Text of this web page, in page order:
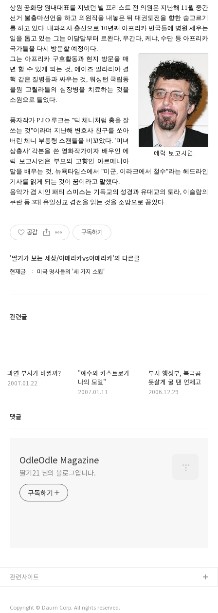
상원 공화당 원내대표를 지냈던 빌 프리스트 전 의원은 지난해 11월 중간
선거 불출마선언을 하고 의원직을 내놓은 뒤 대권도전을 향한 숨고르기
를 하고 있다. 내과의사 출신으로 10년째 아프리카 빈국들에 병원 세우는
일을 돕고 있는 그는 이달말부터 르완다, 우간다, 케냐, 수단 등 아프리카
국가들을 다시 방문할 예정이다.
그는 아프리카 구호활동과 현지 방문을 매
년 할 수 있게 되는 것, 에이즈·말라리아·결
핵 같은 질병들과 싸우는 것, 워싱턴 국립동
물원 고릴라들의 심장병을 치료하는 것을
소원으로 들었다.
풍자작가 P J O 루크는 "딕 체니처럼 총을 잘
쏘는 것"이라며 지난해 변호사 친구를 쏘아
버린 체니 부통령 스캔들을 비꼬았다. `미녀
삼총사' 각본을 쓴 영화작가이자 배우인 에
릭 보고시언은 부모의 고향인 아르메니아
말을 배우는 것, 뉴욕타임스에서 "미군, 이라크에서 철수"라는 헤드라인
기사를 읽게 되는 것이 꿈이라고 말했다.
음악가 겸 시인 패티 스미스는 기독교의 성경과 유대교의 토라, 이슬람의
쿠란 등 3대 유일신교 경전을 읽는 것을 소망으로 꼽았다.
공감 구독하기
'딸기가 보는 세상/아메리카vs아메리카'의 다른글
현재글 미국 명사들의 '세 가지 소원'
관련글
과연 부시가 바뀔까?
2007.01.22
"예수와 카스트로가
나의 모델"
2007.01.11
부시 행정부, 북극곰
못살게 굴 땐 언제고
2006.12.29
댓글
OdleOdle Magazine
딸기21 님의 블로그입니다.
구독하기
Copyright © Daum Corp. All rights reserved.
관련사이트